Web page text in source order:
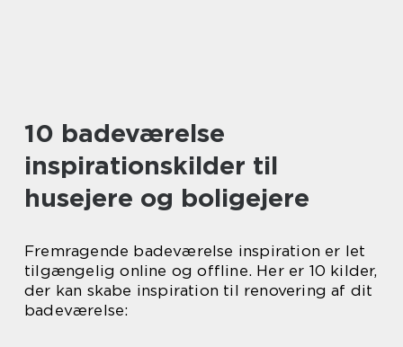
10 badeværelse
inspirationskilder til
husejere og boligejere
Fremragende badeværelse inspiration er let
tilgængelig online og offline. Her er 10 kilder,
der kan skabe inspiration til renovering af dit
badeværelse: